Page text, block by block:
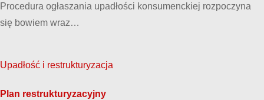
Procedura ogłaszania upadłości konsumenckiej rozpoczyna
się bowiem wraz…
Upadłość i restrukturyzacja
Plan restrukturyzacyjny